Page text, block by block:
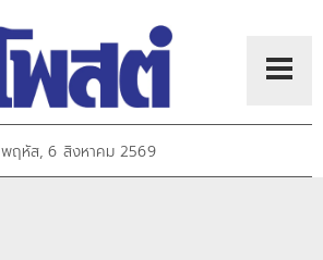
พฤหัส, 6 สิงหาคม 2569